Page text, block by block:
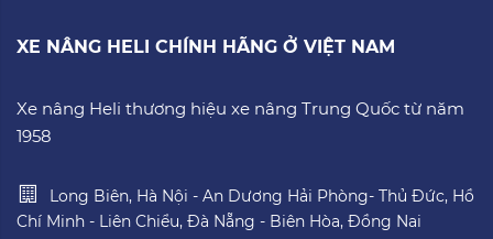
XE NÂNG HELI CHÍNH HÃNG Ở VIỆT NAM
Xe nâng Heli thương hiệu xe nâng Trung Quốc từ năm
1958
Long Biên, Hà Nội - An Dương Hải Phòng- Thủ Đức, Hồ
Chí Minh - Liên Chiểu, Đà Nẵng - Biên Hòa, Đồng Nai